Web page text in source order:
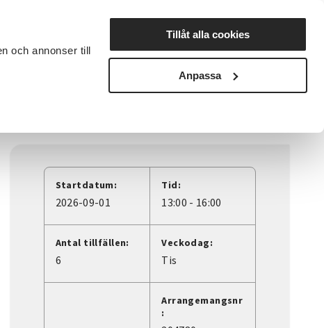
och annonser till
Tillåt alla cookies
Anpassa
Nyheter Avdelningar
Startdatum:
2026-09-01
Tid:
13:00 - 16:00
Antal tillfällen:
6
Veckodag:
Tis
Arrangemangsnr
: